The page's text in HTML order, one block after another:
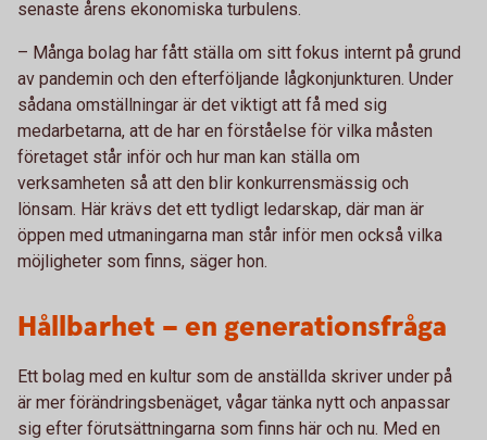
senaste årens ekonomiska turbulens.
– Många bolag har fått ställa om sitt fokus internt på grund
av pandemin och den efterföljande lågkonjunkturen. Under
sådana omställningar är det viktigt att få med sig
medarbetarna, att de har en förståelse för vilka måsten
företaget står inför och hur man kan ställa om
verksamheten så att den blir konkurrensmässig och
lönsam. Här krävs det ett tydligt ledarskap, där man är
öppen med utmaningarna man står inför men också vilka
möjligheter som finns, säger hon.
Hållbarhet – en generationsfråga
Ett bolag med en kultur som de anställda skriver under på
är mer förändringsbenäget, vågar tänka nytt och anpassar
sig efter förutsättningarna som finns här och nu. Med en